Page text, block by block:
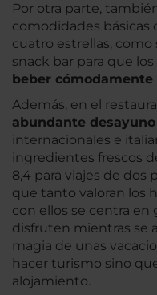
Por otra parte,
comodidades
cuatro estrellas,
snack bar para que
beber
Además, en el
abundante
internacionales e
ingredientes frescos
8,4 para viajes de dos
que tanto valoran los
con ellos se centra en
disfruten mientras se
magia de unas
hacer turismo sino
alojamiento.